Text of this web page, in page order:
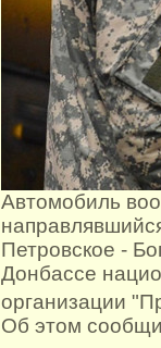
Автомобиль
Петровское -
Донбассе
организации
Об этом